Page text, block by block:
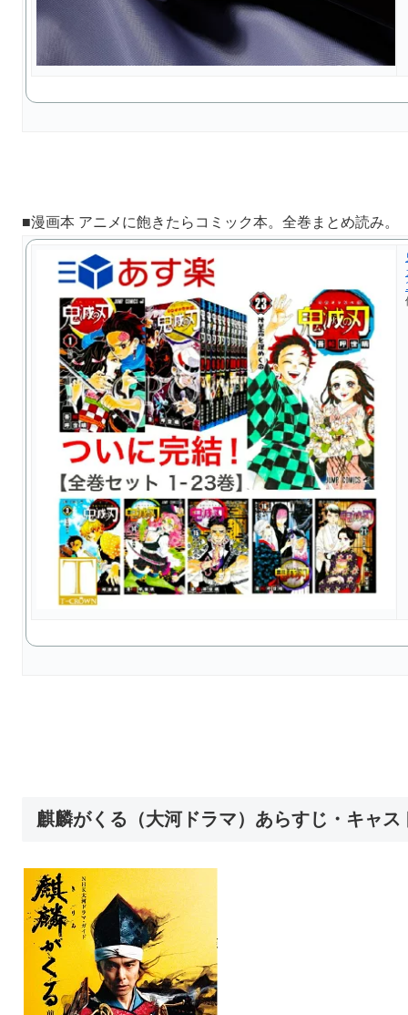
■漫画本 アニメに飽きたらコミック本。全巻まとめ読み。
麒麟がくる（大河ドラマ）あらすじ・キャ